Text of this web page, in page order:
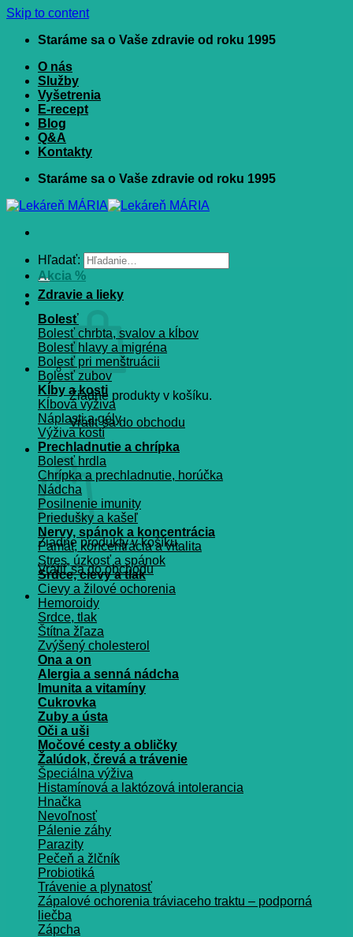
Skip to content
Staráme sa o Vaše zdravie od roku 1995
O nás
Služby
Vyšetrenia
E-recept
Blog
Q&A
Kontakty
Staráme sa o Vaše zdravie od roku 1995
Hľadať:
Žiadne produkty v košíku.
Vrátiť sa do obchodu
Košík
Žiadne produkty v košíku.
Vrátiť sa do obchodu
Akcia %
Zdravie a lieky
Bolesť
Bolesť chrbta, svalov a kĺbov
Bolesť hlavy a migréna
Bolesť pri menštruácii
Bolesť zubov
Kĺby a kosti
Kĺbová výživa
Náplasti a gély
Výživa kostí
Prechladnutie a chrípka
Bolesť hrdla
Chrípka a prechladnutie, horúčka
Nádcha
Posilnenie imunity
Priedušky a kašeľ
Nervy, spánok a koncentrácia
Pamät, koncentrácia a vitalita
Stres, úzkosť a spánok
Srdce, cievy a tlak
Cievy a žilové ochorenia
Hemoroidy
Srdce, tlak
Štítna žľaza
Zvýšený cholesterol
Ona a on
Alergia a senná nádcha
Imunita a vitamíny
Cukrovka
Zuby a ústa
Oči a uši
Močové cesty a obličky
Žalúdok, črevá a trávenie
Špeciálna výživa
Histamínová a laktózová intolerancia
Hnačka
Nevoľnosť
Pálenie záhy
Parazity
Pečeň a žlčník
Probiotiká
Trávenie a plynatosť
Zápalové ochorenia tráviaceho traktu – podporná
liečba
Zápcha